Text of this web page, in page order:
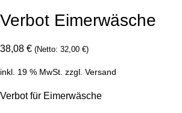
Verbot Eimerwäsche
38,08 € (Netto: 32,00 €)
inkl. 19 % MwSt. zzgl. Versand
Verbot für Eimerwäsche